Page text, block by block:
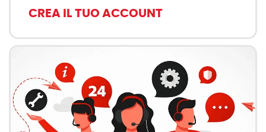
CREA IL TUO ACCOUNT